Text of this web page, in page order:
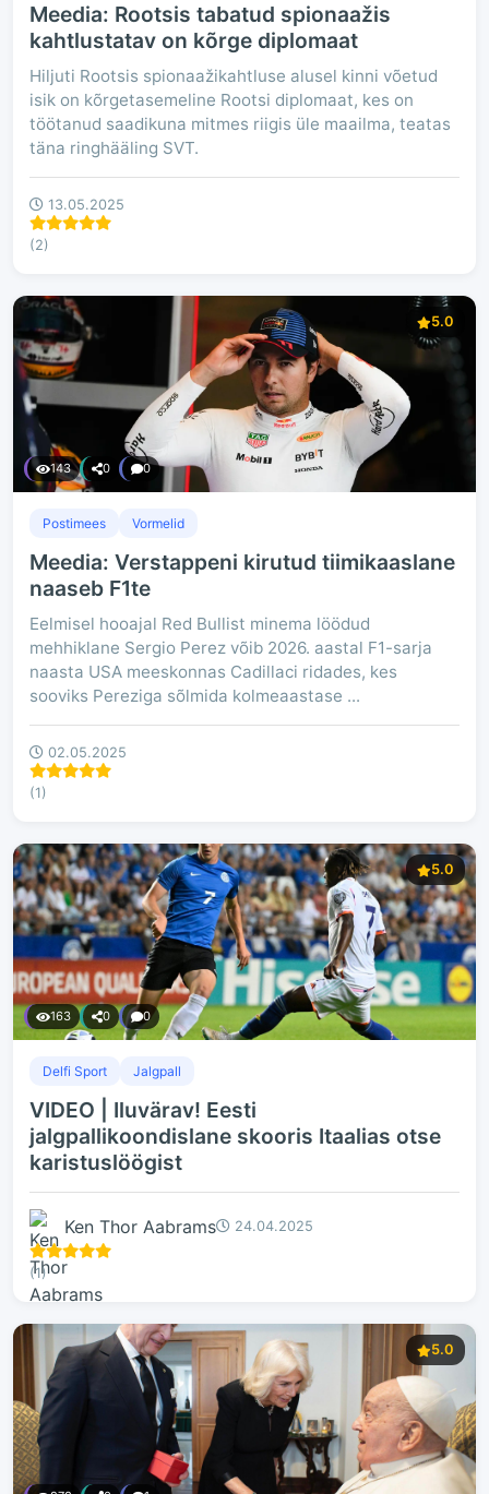
Meedia: Rootsis tabatud spionaažis
kahtlustatav on kõrge diplomaat
Hiljuti Rootsis spionaažikahtluse alusel kinni võetud
isik on kõrgetasemeline Rootsi diplomaat, kes on
töötanud saadikuna mitmes riigis üle maailma, teatas
täna ringhääling SVT.
13.05.2025
(2)
5.0
143 0 0
Postimees Vormelid
Meedia: Verstappeni kirutud tiimikaaslane
naaseb F1te
Eelmisel hooajal Red Bullist minema löödud
mehhiklane Sergio Perez võib 2026. aastal F1-sarja
naasta USA meeskonnas Cadillaci ridades, kes
sooviks Pereziga sõlmida kolmeaastase ...
02.05.2025
(1)
5.0
163 0 0
Delfi Sport Jalgpall
VIDEO | Iluvärav! Eesti
jalgpallikoondislane skooris Itaalias otse
karistuslöögist
Ken Thor Aabrams 24.04.2025
(1)
5.0